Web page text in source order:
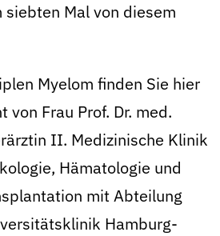
Mal von diesem
Myelom finden Sie hier
von Frau Prof. Dr. med.
II. Medizinische Klinik
Hämatologie und
mit Abteilung
Hamburg-